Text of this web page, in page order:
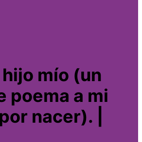
mío (un
poema a mi
nacer). |